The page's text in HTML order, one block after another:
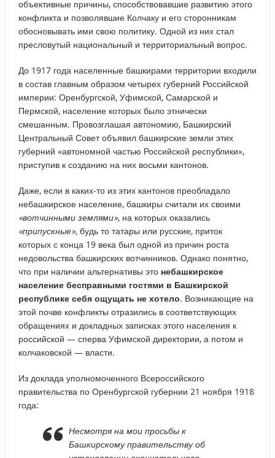
объективные причины, способствовавшие развитию этого
конфликта и позволявшие Колчаку и его сторонникам
обосновывать ими свою политику. Одной из них стал
пресловутый национальный и территориальный вопрос.
До 1917 года населенные башкирами территории входили
в состав главным образом четырех губерний Российской
империи: Оренбургской, Уфимской, Самарской и
Пермской, население которых было этнически
смешанным. Провозглашая автономию, Башкирский
Центральный Совет объявил башкирские земли этих
губерний «автономной частью Российской республики»,
приступив к созданию на них восьми кантонов.
Даже, если в каких-то из этих кантонов преобладало
небашкирское население, башкиры считали их своими
«вотчинными землями», на которых оказались
«припускные», будь то татары или русские, приток
которых с конца 19 века был одной из причин роста
недовольства башкирских вотчинников. Однако понятно,
что при наличии альтернативы это небашкирское
население бесправными гостями в Башкирской
республике себя ощущать не хотело. Возникающие на
этой почве конфликты отразились в соответствующих
обращениях и докладных записках этого населения к
российской — сперва Уфимской директории, а потом и
колчаковской — власти.
Из доклада уполномоченного Всероссийского
правительства по Оренбургской губернии 21 ноября 1918
года:
Несмотря на мои просьбы к
Башкирскому правительству об